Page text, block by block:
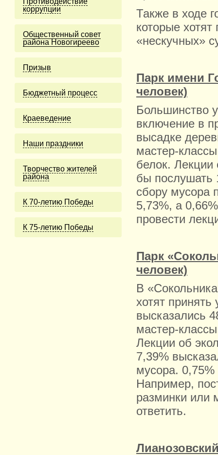
коррупции
Общественный совет
района Новогиреево
Призыв
Бюджетный процесс
Краеведение
Наши праздники
Творчество жителей
района
К 70-летию Победы
К 75-летию Победы
Также в ходе
которые хотят
«нескучных»
Парк имени
человек)
Большинство
включение в
высадке
мастер-
белок. Лекции
бы послушать
сбору мусора
5,73%, а
провести
Парк
человек)
В
хотят
высказались
мастер-
Лекции об
7,39%
мусора. 0,75%
Например,
разминки или
ответить.